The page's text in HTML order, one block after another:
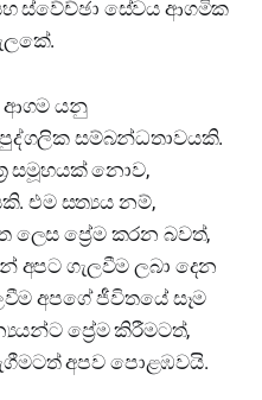
ස්වේච්ඡා සේවය ආගමික
ආගම යනු
සම්බන්ධතාවයකි.
සමූහයක් නොව,
එම සත්‍යය නම්,
ලෙස ප්‍රේම කරන බවත්,
අපට ගැලවීම ලබා දෙන
අපගේ ජීවිතයේ සෑම
ප්‍රේම කිරීමටත්,
අපව පොළඹවයි.